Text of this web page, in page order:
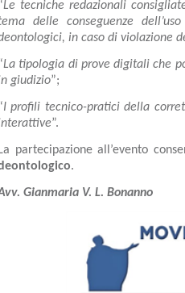
Le tecniche redazionali
delle conseguenze
in caso di violazione
La tipologia di prove digitali che
giudizio”;
I profili tecnico-pratici della
”.
partecipazione all’evento
.
Gianmaria V. L. Bonanno